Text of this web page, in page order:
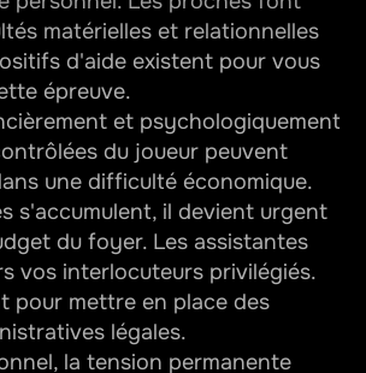
matérielles et relationnelles
d'aide existent pour vous
épreuve.
et psychologiquement
du joueur peuvent
une difficulté économique.
s'accumulent, il devient urgent
du foyer. Les assistantes
vos interlocuteurs privilégiés.
pour mettre en place des
légales.
la tension permanente